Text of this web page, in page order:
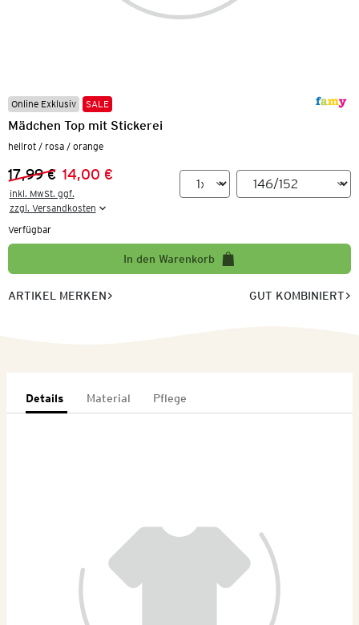
Online Exklusiv SALE
Mädchen Top mit Stickerei
hellrot / rosa / orange
Vorheriger Preis:
17,99 €
Neuer Preis:
14,00 €
inkl. MwSt. ggf.
zzgl. Versandkosten
Verfügbar
In den Warenkorb
ARTIKEL MERKEN GUT KOMBINIERT
Details Material Pflege